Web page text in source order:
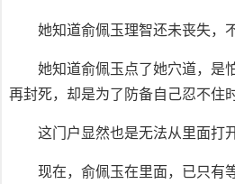
她知道俞佩玉理智还未丧失，
她知道俞佩玉点了她穴道，是
再封死，却是为了防备自己忍不住
这门户显然也是无法从里面打
现在，俞佩玉在里面，已只有